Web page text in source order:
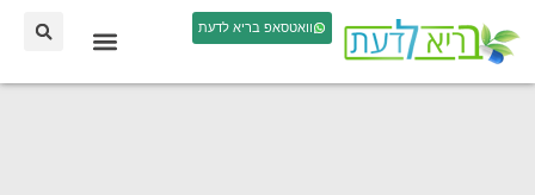
וואטסאפ בריא לדעת